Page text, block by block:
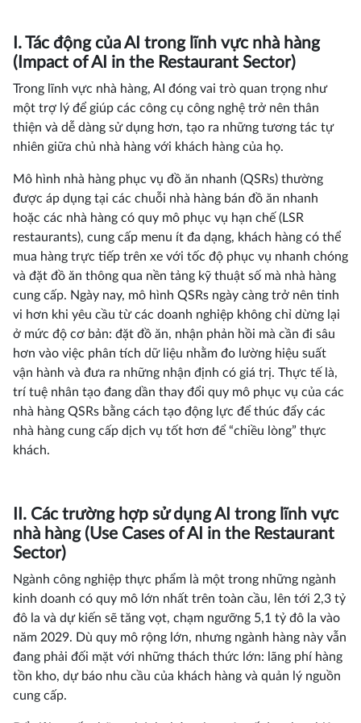
I. Tác động của AI trong lĩnh vực nhà hàng
(Impact of AI in the Restaurant Sector)
Trong lĩnh vực nhà hàng, AI đóng vai trò quan trọng như
một trợ lý để giúp các công cụ công nghệ trở nên thân
thiện và dễ dàng sử dụng hơn, tạo ra những tương tác tự
nhiên giữa chủ nhà hàng với khách hàng của họ.
Mô hình nhà hàng phục vụ đồ ăn nhanh (QSRs) thường
được áp dụng tại các chuỗi nhà hàng bán đồ ăn nhanh
hoặc các nhà hàng có quy mô phục vụ hạn chế (LSR
restaurants), cung cấp menu ít đa dạng, khách hàng có thể
mua hàng trực tiếp trên xe với tốc độ phục vụ nhanh chóng
và đặt đồ ăn thông qua nền tảng kỹ thuật số mà nhà hàng
cung cấp. Ngày nay, mô hình QSRs ngày càng trở nên tinh
vi hơn khi yêu cầu từ các doanh nghiệp không chỉ dừng lại
ở mức độ cơ bản: đặt đồ ăn, nhận phản hồi mà cần đi sâu
hơn vào việc phân tích dữ liệu nhằm đo lường hiệu suất
vận hành và đưa ra những nhận định có giá trị. Thực tế là,
trí tuệ nhân tạo đang dần thay đổi quy mô phục vụ của các
nhà hàng QSRs bằng cách tạo động lực để thúc đẩy các
nhà hàng cung cấp dịch vụ tốt hơn để “chiều lòng” thực
khách.
II. Các trường hợp sử dụng AI trong lĩnh vực
nhà hàng (Use Cases of AI in the Restaurant
Sector)
Ngành công nghiệp thực phẩm là một trong những ngành
kinh doanh có quy mô lớn nhất trên toàn cầu, lên tới 2,3 tỷ
đô la và dự kiến sẽ tăng vọt, chạm ngưỡng 5,1 tỷ đô la vào
năm 2029. Dù quy mô rộng lớn, nhưng ngành hàng này vẫn
đang phải đối mặt với những thách thức lớn: lãng phí hàng
tồn kho, dự báo nhu cầu của khách hàng và quản lý nguồn
cung cấp.